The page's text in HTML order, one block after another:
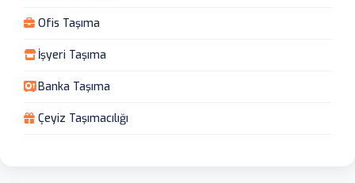
Ofis Taşıma
İşyeri Taşıma
Banka Taşıma
Çeyiz Taşımacılığı